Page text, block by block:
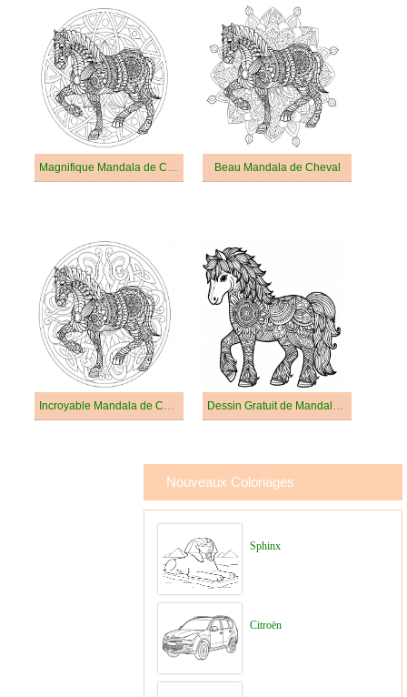
Magnifique Mandala de Cheval Beau Mandala de Cheval
Incroyable Mandala de Cheval Dessin Gratuit de Mandala de Cheval
Nouveaux Coloriages
Sphinx
Citroën